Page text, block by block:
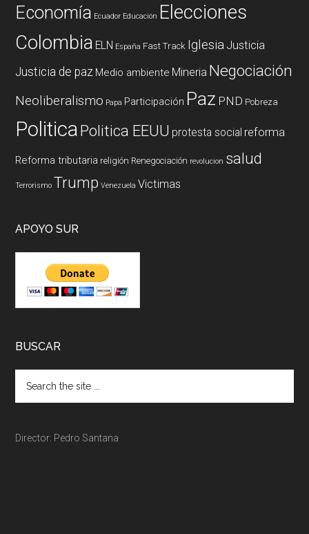
Economía Ecuador Educación Elecciones
Colombia ELN España Fast Track Iglesia Justicia
Justicia de paz Medio ambiente Mineria Negociación
Neoliberalismo Papa Participación Paz PND Pobreza
PoliticaPolitica EEUU protesta social reforma
Reforma tributaria religión Renegociación revolucion salud
Terrorismo Trump Venezuela Victimas
APOYO SUR
BUSCAR
Director: Pedro Santana